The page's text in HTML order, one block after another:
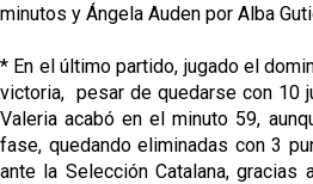
minutos y Ángela Auden por Alba
* En el último partido, jugado el
victoria, pesar de quedarse con 10
Valeria acabó en el minuto 59,
fase, quedando eliminadas con 3
ante la Selección Catalana,